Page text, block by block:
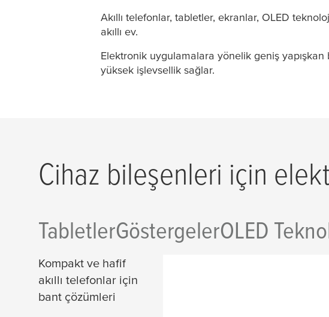
Akıllı telefonlar, tabletler, ekranlar, OLED
akıllı ev.
Elektronik uygulamalara yönelik geniş
yüksek işlevsellik sağlar.
Cihaz bileşenleri için
TabletlerGöstergelerOLED
Kompakt ve hafif
akıllı telefonlar için
bant çözümleri